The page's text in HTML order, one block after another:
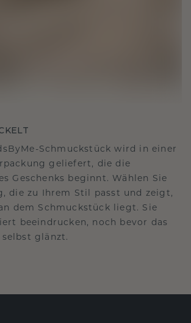
Schmuckstück wird in einer
geliefert, die die
Geschenks beginnt. Wählen Sie
die zu Ihrem Stil passt und zeigt,
dem Schmuckstück liegt. Sie
beeindrucken, noch bevor das
glänzt.